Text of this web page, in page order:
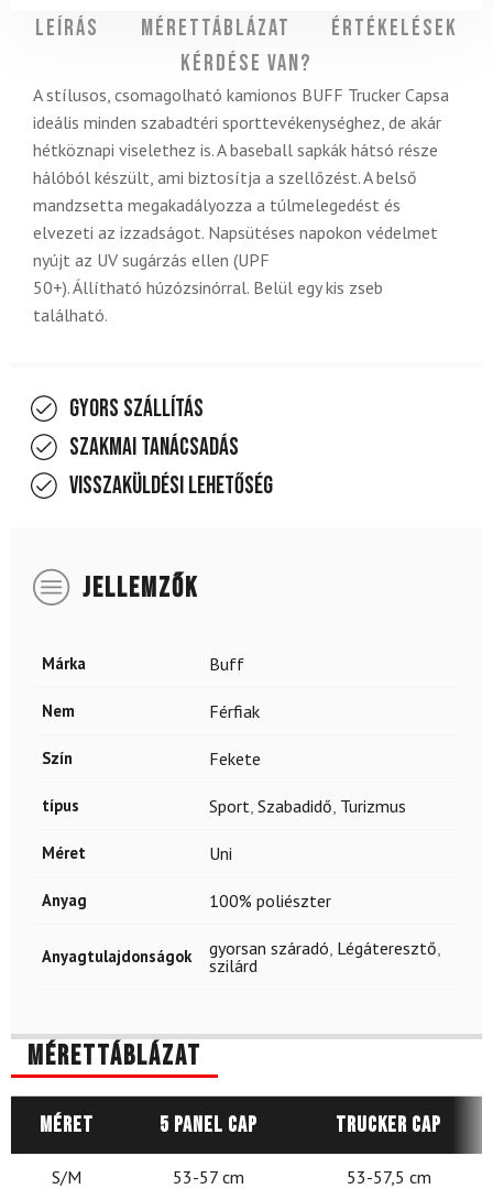
Leírás Mérettáblázat
Értékelések
Kérdése van?
A stílusos, csomagolható kamionos BUFF Trucker Capsa
ideális minden szabadtéri sporttevékenységhez, de akár
hétköznapi viselethez is. A baseball sapkák hátsó része
hálóból készült, ami biztosítja a szellőzést. A belső
mandzsetta megakadályozza a túlmelegedést és
elvezeti az izzadságot. Napsütéses napokon védelmet
nyújt az UV sugárzás ellen (UPF
50+). Állítható húzózsinórral. Belül egy kis zseb
található.
Gyors szállítás
Szakmai tanácsadás
Visszaküldési lehetőség
JELLEMZŐK
Márka Buff
Nem Férfiak
Szín Fekete
típus Sport, Szabadidő, Turizmus
Méret Uni
Anyag 100% poliészter
Anyagtulajdonságok gyorsan száradó, Légáteresztő,
szilárd
Mérettáblázat
Méret 5 Panel Cap Trucker Cap
S/M 53-57 cm 53-57,5 cm